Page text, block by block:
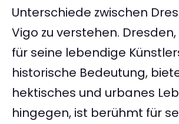
Unterschiede zwischen
Vigo zu verstehen.
für seine lebendige
historische Bedeutung,
hektisches und urbanes
hingegen, ist berühmt für